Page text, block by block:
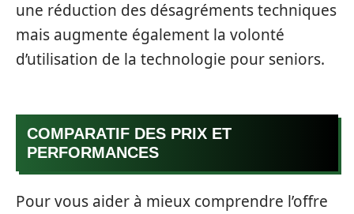
une réduction des désagréments techniques
mais augmente également la volonté
d’utilisation de la technologie pour seniors.
COMPARATIF DES PRIX ET
PERFORMANCES
Pour vous aider à mieux comprendre l’offre